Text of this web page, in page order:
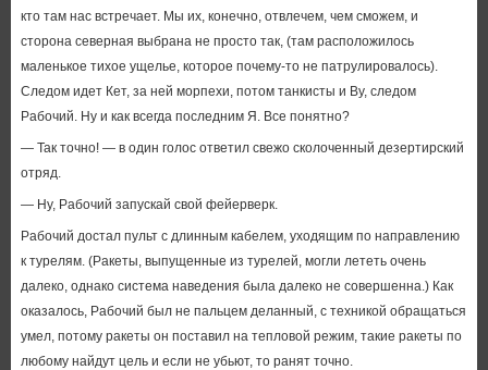
кто там нас встречает. Мы их, конечно, отвлечем, чем сможем, и
сторона северная выбрана не просто так, (там расположилось
маленькое тихое ущелье, которое почему-то не патрулировалось).
Следом идет Кет, за ней морпехи, потом танкисты и Ву, следом
Рабочий. Ну и как всегда последним Я. Все понятно?
— Так точно! — в один голос ответил свежо сколоченный дезертирский
отряд.
— Ну, Рабочий запускай свой фейерверк.
Рабочий достал пульт с длинным кабелем, уходящим по направлению
к турелям. (Ракеты, выпущенные из турелей, могли лететь очень
далеко, однако система наведения была далеко не совершенна.) Как
оказалось, Рабочий был не пальцем деланный, с техникой обращаться
умел, потому ракеты он поставил на тепловой режим, такие ракеты по
любому найдут цель и если не убьют, то ранят точно.